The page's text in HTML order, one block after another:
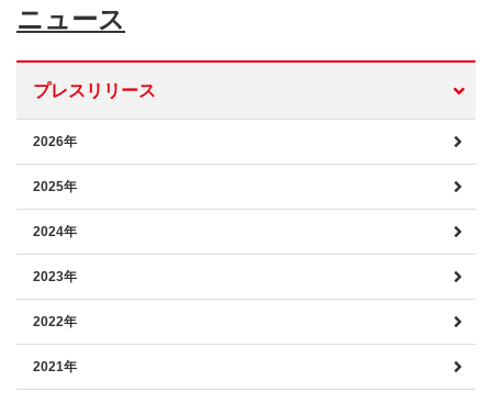
ニュース
プレスリリース
2026年
2025年
2024年
2023年
2022年
2021年